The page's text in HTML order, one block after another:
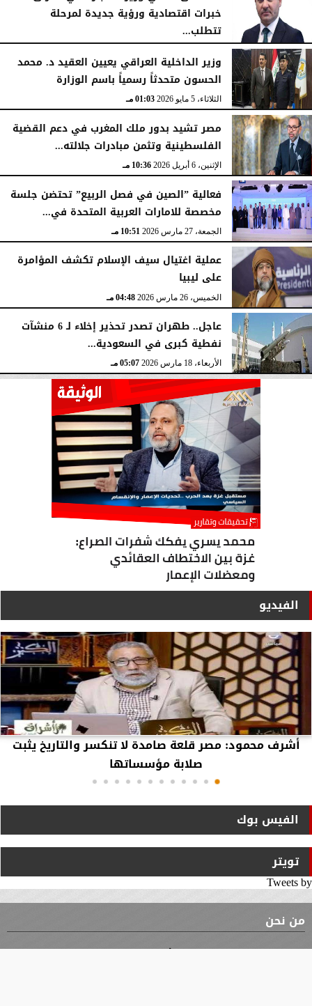
خبرات اقتصادية ورؤية جديدة لمرحلة
تتطلب...
الجمعة، 15 مايو 2026 06:21 مـ
وزير الداخلية العراقي يعيين العقيد د. محمد
الحسون متحدثاً رسمياً باسم الوزارة
الثلاثاء، 5 مايو 2026 01:03 مـ
مصر تشيد بدور ملك المغرب في دعم القضية
الفلسطينية وتثمن مبادرات جلالته...
الإثنين، 6 أبريل 2026 10:36 مـ
فعالية ”الصين في فصل الربيع” تحتضن جلسة
مخصصة للامارات العربية المتحدة في...
الجمعة، 27 مارس 2026 10:51 مـ
عملية اغتيال سيف الإسلام تكشف المؤامرة
على ليبيا
الخميس، 26 مارس 2026 04:48 مـ
عاجل.. طهران تصدر تحذير إخلاء لـ 6 منشآت
نفطية كبرى في السعودية...
الأربعاء، 18 مارس 2026 05:07 مـ
الفيديو
أشرف محمود: مصر قلعة صامدة لا تنكسر والتاريخ يثبت
صلابة مؤسساتها
الفيس بوك
تويتر
Tweets by
من نحن